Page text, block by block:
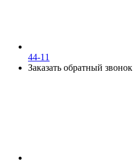
44-11
Заказать обратный звонок